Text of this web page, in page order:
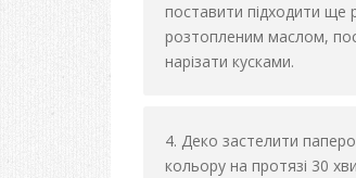
поставити підходити ще
розтопленим маслом,
нарізати кусками.
Деко застелити
кольору на протязі 30